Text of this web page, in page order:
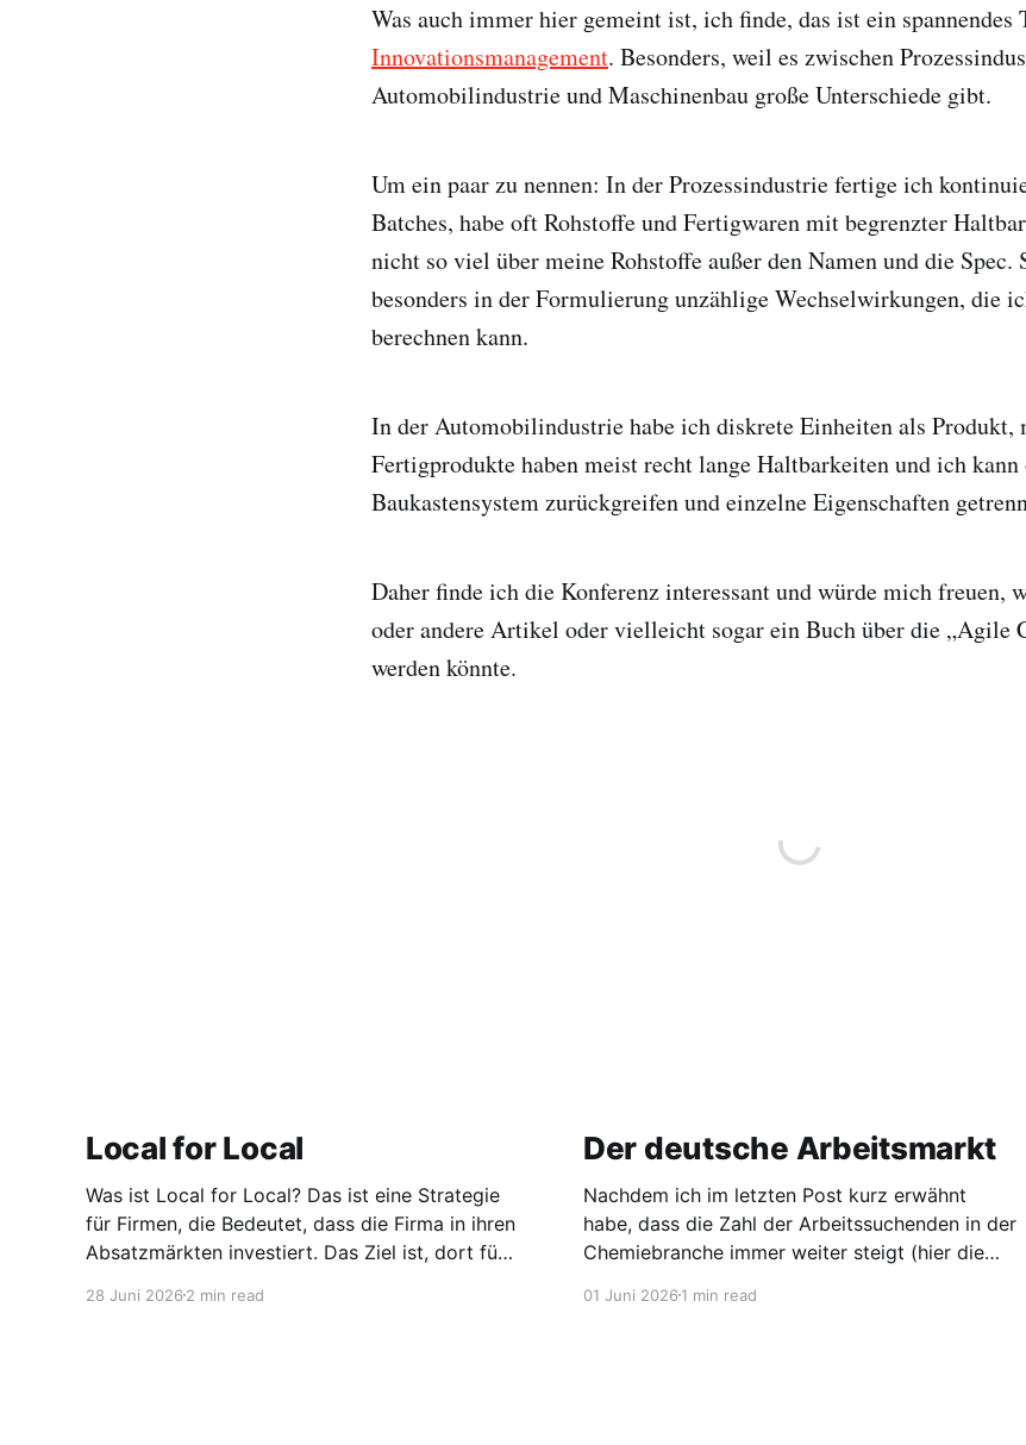
Was auch immer hier gemeint ist, ich finde, das ist ein spannendes
Innovationsmanagement. Besonders, weil es zwischen
Automobilindustrie und Maschinenbau große Unterschiede gibt.
Um ein paar zu nennen: In der Prozessindustrie fertige ich
Batches, habe oft Rohstoffe und Fertigwaren mit begrenzter
nicht so viel über meine Rohstoffe außer den Namen und die
besonders in der Formulierung unzählige Wechselwirkungen, die
berechnen kann.
In der Automobilindustrie habe ich diskrete Einheiten als Produkt,
Fertigprodukte haben meist recht lange Haltbarkeiten und ich
Baukastensystem zurückgreifen und einzelne Eigenschaften
Daher finde ich die Konferenz interessant und würde mich freuen,
oder andere Artikel oder vielleicht sogar ein Buch über die „Agile
werden könnte.
Local for Local
Was ist Local for Local? Das ist eine Strategie
für Firmen, die Bedeutet, dass die Firma in ihren
Absatzmärkten investiert. Das Ziel ist, dort für
entwickeln. Diese Strategie ist von Toyota
28 Juni 2026 2 min read
Der deutsche Arbeitsmarkt
Nachdem ich im letzten Post kurz erwähnt
habe, dass die Zahl der Arbeitssuchenden in der
Chemiebranche immer weiter steigt (hier die
den gesamten Arbeitsmarkt werfen. Laut
01 Juni 20261 min read